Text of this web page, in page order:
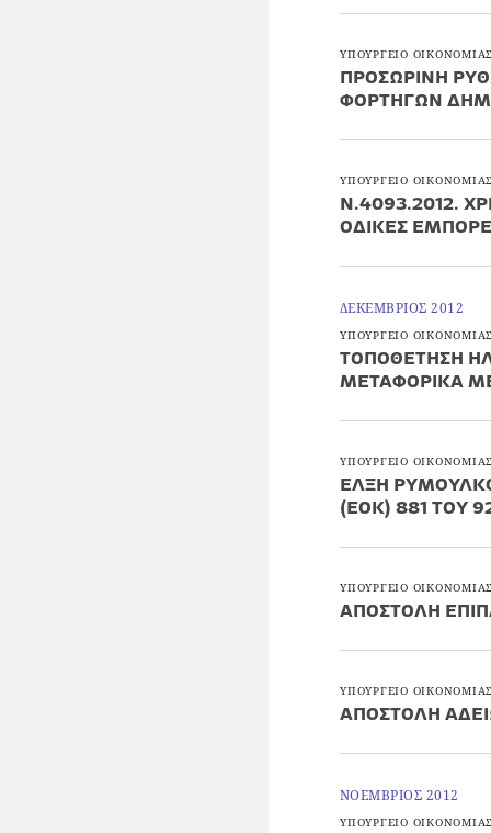
ΥΠΟΥΡΓΕΙΟ
ΠΡΟΣΩΡΙΝΗ
ΦΟΡΤΗΓΩΝ
ΥΠΟΥΡΓΕΙΟ
Ν.4093.2012.
ΟΔΙΚΕΣ
ΔΕΚΕΜΒΡΙΟΣ 2012
ΥΠΟΥΡΓΕΙΟ
ΤΟΠΟΘΕΤΗΣΗ
ΜΕΤΑΦΟΡΙΚΑ
ΥΠΟΥΡΓΕΙΟ
ΕΛΞΗ
(ΕΟΚ) 881 ΤΟΥ
ΥΠΟΥΡΓΕΙΟ
ΑΠΟΣΤΟΛΗ
ΥΠΟΥΡΓΕΙΟ
ΑΠΟΣΤΟΛΗ
ΝΟΕΜΒΡΙΟΣ 2012
ΥΠΟΥΡΓΕΙΟ